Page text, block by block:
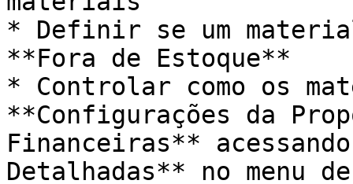
* Definir se um
**Fora de Estoque**
* Controlar como os
**Configurações da
Financeiras**
Detalhadas** no menu